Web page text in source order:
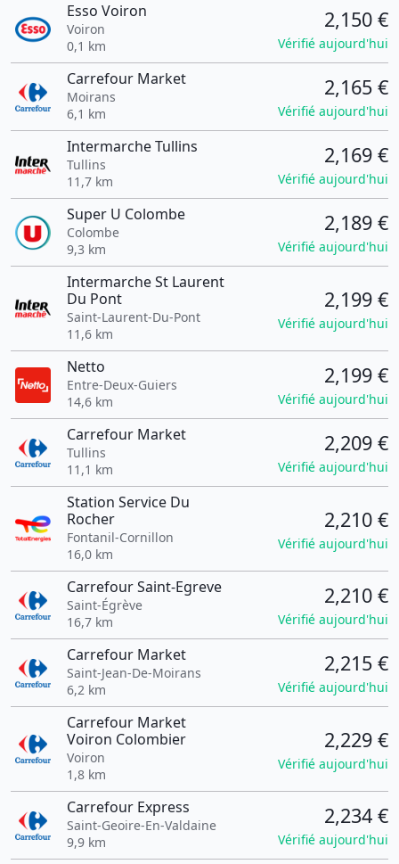
Esso Voiron
Voiron
0,1 km
2,150 €
Vérifié aujourd'hui
Carrefour Market
Moirans
6,1 km
2,165 €
Vérifié aujourd'hui
Intermarche Tullins
Tullins
11,7 km
2,169 €
Vérifié aujourd'hui
Super U Colombe
Colombe
9,3 km
2,189 €
Vérifié aujourd'hui
Intermarche St Laurent
Du Pont
Saint-Laurent-Du-Pont
11,6 km
2,199 €
Vérifié aujourd'hui
Netto
Entre-Deux-Guiers
14,6 km
2,199 €
Vérifié aujourd'hui
Carrefour Market
Tullins
11,1 km
2,209 €
Vérifié aujourd'hui
Station Service Du
Rocher
Fontanil-Cornillon
16,0 km
2,210 €
Vérifié aujourd'hui
Carrefour Saint-Egreve
Saint-Égrève
16,7 km
2,210 €
Vérifié aujourd'hui
Carrefour Market
Saint-Jean-De-Moirans
6,2 km
2,215 €
Vérifié aujourd'hui
Carrefour Market
Voiron Colombier
Voiron
1,8 km
2,229 €
Vérifié aujourd'hui
Carrefour Express
Saint-Geoire-En-Valdaine
9,9 km
2,234 €
Vérifié aujourd'hui